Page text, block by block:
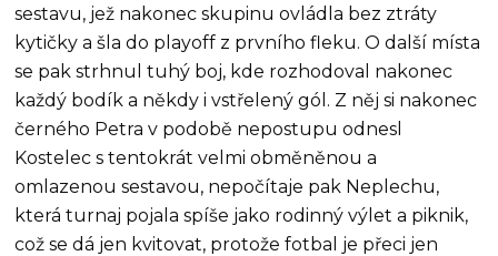
sestavu, jež nakonec skupinu ovládla bez ztráty
kytičky a šla do playoff z prvního fleku. O další místa
se pak strhnul tuhý boj, kde rozhodoval nakonec
každý bodík a někdy i vstřelený gól. Z něj si nakonec
černého Petra v podobě nepostupu odnesl
Kostelec s tentokrát velmi obměněnou a
omlazenou sestavou, nepočítaje pak Neplechu,
která turnaj pojala spíše jako rodinný výlet a piknik,
což se dá jen kvitovat, protože fotbal je přeci jen